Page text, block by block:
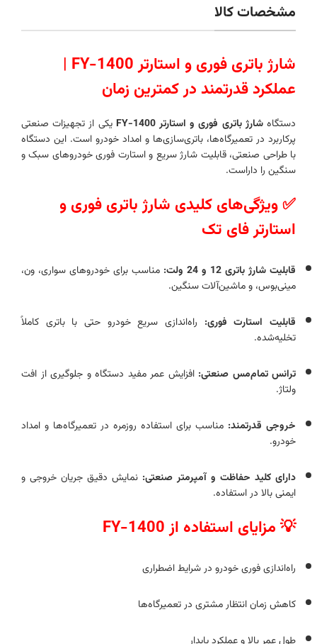
مشخصات کالا
شارژ باتری فوری و استارتر FY-1400 |
عملکرد قدرتمند در کمترین زمان
دستگاهشارژ باتری فوری و استارتر FY-1400
یکی از تجهیزات صنعتی
پرکاربرد در تعمیرگاه‌ها، باتری‌سازی‌ها و امداد خودرو است. این دستگاه
با طراحی صنعتی، قابلیت شارژ سریع و استارت فوری خودروهای سبک و
سنگین را داراست.
✅ ویژگی‌های کلیدی شارژ باتری فوری و
استارتر فای تک
قابلیت شارژ باتری 12 و 24 ولت:
مناسب برای خودروهای سواری، ون،
مینی‌بوس، و ماشین‌آلات سنگین.
قابلیت استارت فوری: راه‌اندازی سریع خودرو حتی با باتری کاملاً
تخلیه‌شده.
ترانس تمام‌مس صنعتی: افزایش عمر مفید دستگاه و جلوگیری از افت
ولتاژ.
خروجی قدرتمند: مناسب برای استفاده روزمره در تعمیرگاه‌ها و امداد
خودرو.
دارای کلید حفاظت و آمپرمتر صنعتی: نمایش دقیق جریان خروجی و
ایمنی بالا در استفاده.
💡 مزایای استفاده از FY-1400
راه‌اندازی فوری خودرو در شرایط اضطراری
کاهش زمان انتظار مشتری در تعمیرگاه‌ها